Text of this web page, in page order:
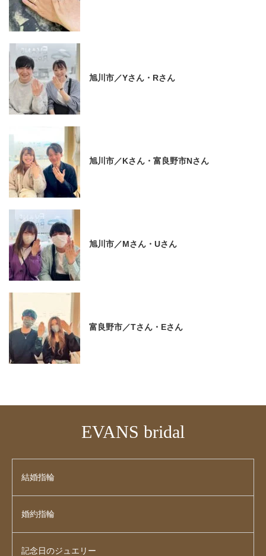
旭川市／Yさん・Rさん
旭川市／Kさん・富良野市Nさん
旭川市／Mさん・Uさん
富良野市／Tさん・Eさん
EVANS bridal
結婚指輪
婚約指輪
記念日のジュエリー